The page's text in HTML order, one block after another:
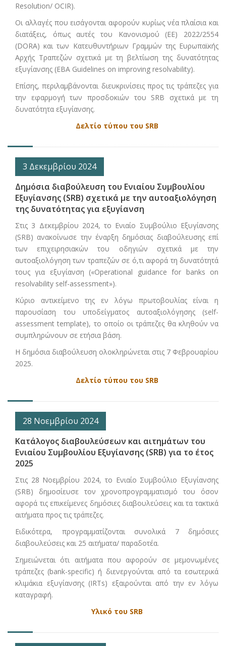
Resolution/ OCIR).
Οι αλλαγές που εισάγονται αφορούν κυρίως νέα πλαίσια και
διατάξεις, όπως αυτές του Κανονισμού (ΕΕ) 2022/2554
(DORA) και των Κατευθυντήριων Γραμμών της Ευρωπαϊκής
Αρχής Τραπεζών σχετικά με τη βελτίωση της δυνατότητας
εξυγίανσης (ΕΒΑ Guidelines on improving resolvability).
Επίσης, περιλαμβάνονται διευκρινίσεις προς τις τράπεζες για
την εφαρμογή των προσδοκιών του SRB σχετικά με τη
δυνατότητα εξυγίανσης.
Δελτίο τύπου του SRB
3 Δεκεμβρίου 2024
Δημόσια διαβούλευση του Ενιαίου Συμβουλίου
Εξυγίανσης (SRB) σχετικά με την αυτοαξιολόγηση
της δυνατότητας για εξυγίανση
Στις 3 Δεκεμβρίου 2024, το Ενιαίο Συμβούλιο Εξυγίανσης
(SRB) ανακοίνωσε την έναρξη δημόσιας διαβούλευσης επί
των επιχειρησιακών του οδηγιών σχετικά με την
αυτοαξιολόγηση των τραπεζών σε ό,τι αφορά τη δυνατότητά
τους για εξυγίανση («Operational guidance for banks on
resolvability self-assessment»).
Κύριο αντικείμενο της εν λόγω πρωτοβουλίας είναι η
παρουσίαση του υποδείγματος αυτοαξιολόγησης (self-
assessment template), το οποίο οι τράπεζες θα κληθούν να
συμπληρώνουν σε ετήσια βάση.
Η δημόσια διαβούλευση ολοκληρώνεται στις 7 Φεβρουαρίου
2025.
Δελτίο τύπου του SRB
28 Νοεμβρίου 2024
Κατάλογος διαβουλεύσεων και αιτημάτων του
Ενιαίου Συμβουλίου Εξυγίανσης (SRB) για το έτος
2025
Στις 28 Νοεμβρίου 2024, το Ενιαίο Συμβούλιο Εξυγίανσης
(SRB) δημοσίευσε τον χρονοπρογραμματισμό του όσον
αφορά τις επικείμενες δημόσιες διαβουλεύσεις και τα τακτικά
αιτήματα προς τις τράπεζες.
Ειδικότερα, προγραμματίζονται συνολικά 7 δημόσιες
διαβουλεύσεις και 25 αιτήματα/ παραδοτέα.
Σημειώνεται ότι αιτήματα που αφορούν σε μεμονωμένες
τράπεζες (bank-specific) ή διενεργούνται από τα εσωτερικά
κλιμάκια εξυγίανσης (IRTs) εξαιρούνται από την εν λόγω
καταγραφή.
Υλικό του SRB